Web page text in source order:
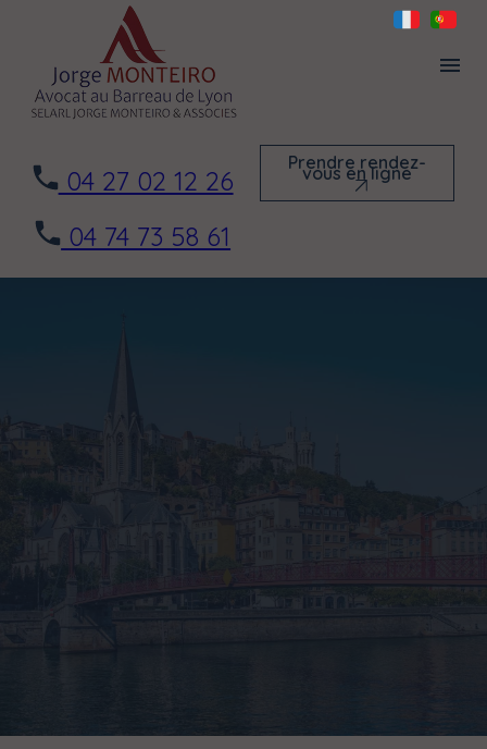
menu
04 27 02 12 26
04 74 73 58 61
Prendre rendez-
vous en ligne
Panneau de gestion des cookies